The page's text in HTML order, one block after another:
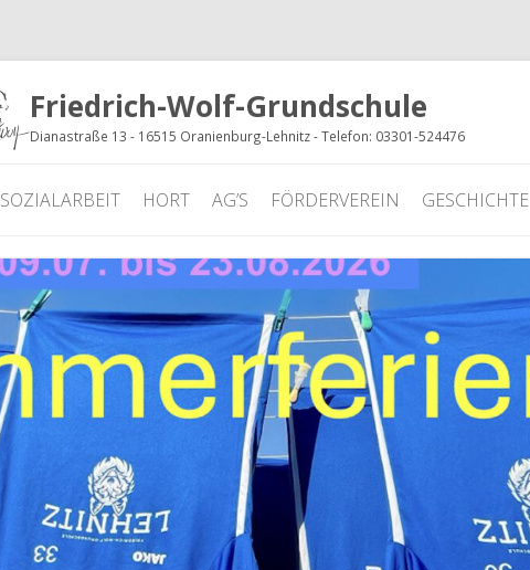
Friedrich-Wolf-Grundschule
Dianastraße 13 - 16515 Oranienburg-Lehnitz - Telefon: 03301-524476
SOZIALARBEIT HORT AG’S FÖRDERVEREIN GESCHICHTE